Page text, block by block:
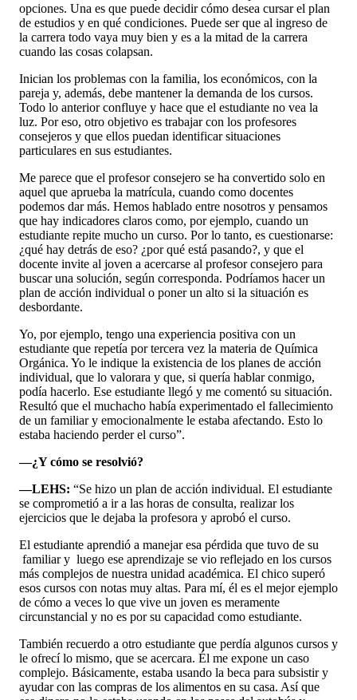
opciones. Una es que puede decidir cómo desea cursar el plan
de estudios y en qué condiciones. Puede ser que al ingreso de
la carrera todo vaya muy bien y es a la mitad de la carrera
cuando las cosas colapsan.
Inician los problemas con la familia, los económicos, con la
pareja y, además, debe mantener la demanda de los cursos.
Todo lo anterior confluye y hace que el estudiante no vea la
luz. Por eso, otro objetivo es trabajar con los profesores
consejeros y que ellos puedan identificar situaciones
particulares en sus estudiantes.
Me parece que el profesor consejero se ha convertido solo en
aquel que aprueba la matrícula, cuando como docentes
podemos dar más. Hemos hablado entre nosotros y pensamos
que hay indicadores claros como, por ejemplo, cuando un
estudiante repite mucho un curso. Por lo tanto, es cuestionarse:
¿qué hay detrás de eso? ¿por qué está pasando?, y que el
docente invite al joven a acercarse al profesor consejero para
buscar una solución, según corresponda. Podríamos hacer un
plan de acción individual o poner un alto si la situación es
desbordante.
Yo, por ejemplo, tengo una experiencia positiva con un
estudiante que repetía por tercera vez la materia de Química
Orgánica. Yo le indique la existencia de los planes de acción
individual, que lo valorara y que, si quería hablar conmigo,
podía hacerlo. Ese estudiante llegó y me comentó su situación.
Resultó que el muchacho había experimentado el fallecimiento
de un familiar y emocionalmente le estaba afectando. Esto lo
estaba haciendo perder el curso”.
—¿Y cómo se resolvió?
—LEHS: “Se hizo un plan de acción individual. El estudiante
se comprometió a ir a las horas de consulta, realizar los
ejercicios que le dejaba la profesora y aprobó el curso.
El estudiante aprendió a manejar esa pérdida que tuvo de su
familiar y luego ese aprendizaje se vio reflejado en los cursos
más complejos de nuestra unidad académica. El chico superó
esos cursos con notas muy altas. Para mí, él es el mejor ejemplo
de cómo a veces lo que vive un joven es meramente
circunstancial y no es por su capacidad como estudiante.
También recuerdo a otro estudiante que perdía algunos cursos y
le ofrecí lo mismo, que se acercara. Él me expone un caso
complejo. Básicamente, estaba usando la beca para subsistir y
ayudar con las compras de los alimentos en su casa. Así que